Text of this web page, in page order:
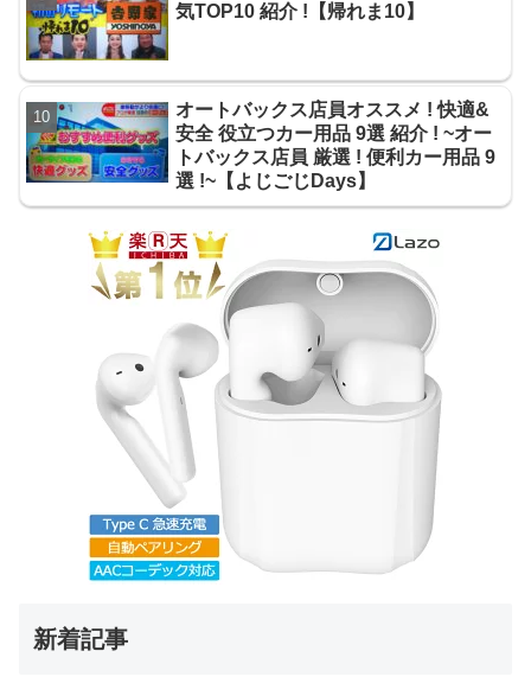
気TOP10 紹介 !【帰れま10】
オートバックス店員オススメ ! 快適&
安全 役立つカー用品 9選 紹介 ! ~オー
トバックス店員 厳選 ! 便利カー用品 9
選 !~【よじごじDays】
新着記事